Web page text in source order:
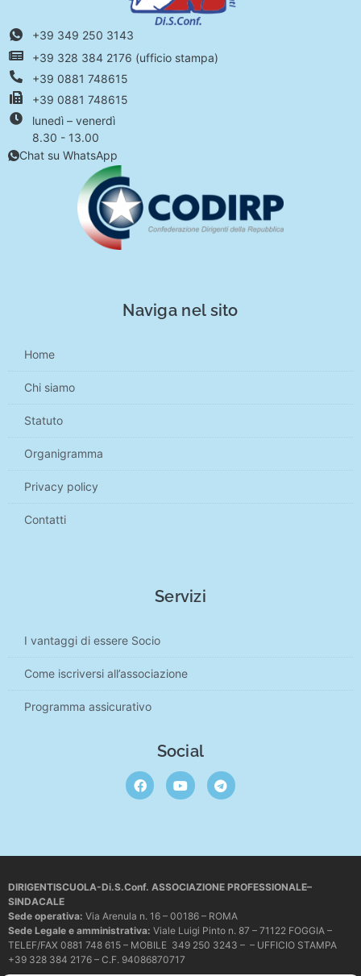
+39 349 250 3143
+39 328 384 2176 (ufficio stampa)
+39 0881 748615
+39 0881 748615
lunedì – venerdì
8.30 - 13.00
Chat su WhatsApp
Naviga nel sito
Home
Chi siamo
Statuto
Organigramma
Privacy policy
Contatti
Servizi
I vantaggi di essere Socio
Come iscriversi all’associazione
Programma assicurativo
Social
DIRIGENTISCUOLA-Di.S.Conf. ASSOCIAZIONE PROFESSIONALE–
SINDACALE
Sede operativa: Via Arenula n. 16 – 00186 – ROMA
Sede Legale e amministrativa: Viale Luigi Pinto n. 87 – 71122 FOGGIA –
TELEF/FAX 0881 748 615 – MOBILE 349 250 3243 – – UFFICIO STAMPA
+39 328 384 2176 – C.F. 94086870717